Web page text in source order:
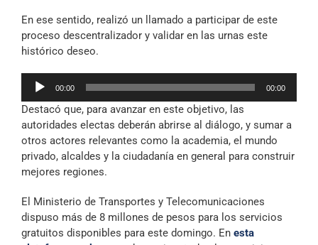
En ese sentido, realizó un llamado a participar de este
proceso descentralizador y validar en las urnas este
histórico deseo.
Reproductor
audio
00:00 00:00
Destacó que, para avanzar en este objetivo, las
autoridades electas deberán abrirse al diálogo, y sumar a
otros actores relevantes como la academia, el mundo
privado, alcaldes y la ciudadanía en general para construir
mejores regiones.
El Ministerio de Transportes y Telecomunicaciones
dispuso más de 8 millones de pesos para los servicios
gratuitos disponibles para este domingo. En esta